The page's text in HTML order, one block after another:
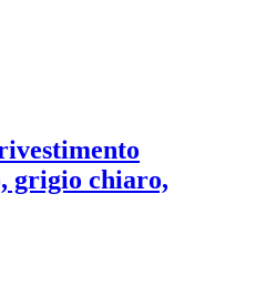
grigio chiaro,